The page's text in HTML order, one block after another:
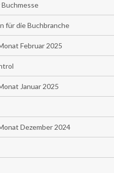
für die Buchbranche
Februar 2025
Januar 2025
Dezember 2024